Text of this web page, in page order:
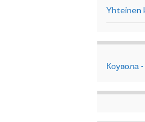
Yhteinen
Коувола